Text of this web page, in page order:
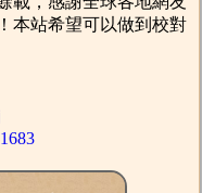
本站希望可以做到校對